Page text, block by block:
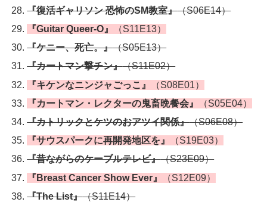
『復活ギャリソン 恐怖のSM教室』（S06E14）
『Guitar Queer-O』
（S11E13）
『ケニー、死亡。』（S05E13）
『カートマン撃チン』（S11E02）
『キケンなニンジャごっこ』
（S08E01）
『カートマン・レクターの鬼畜晩餐会』
（S05E04）
『カトリックとケツのおアツイ関係』（S06E08）
『サウスパークに再開発地区を』
（S19E03）
『昔ながらのケーブルテレビ』（S23E09）
『Breast Cancer Show Ever』
（S12E09）
『The List』（S11E14）